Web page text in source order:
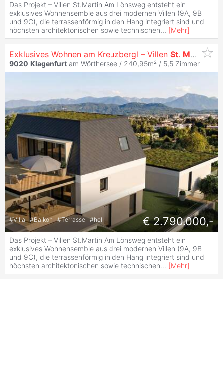
Das Projekt – Villen St.Martin Am Lönsweg entsteht ein
exklusives Wohnensemble aus drei modernen Villen (9A, 9B
und 9C), die terrassenförmig in den Hang integriert sind und
höchsten architektonischen sowie technischen... [Mehr]
Exklusives Wohnen am Kreuzbergl – Villen St. Martin mit
9020 Klagenfurt am Wörthersee / 240,95m² / 5,5 Zimmer
#Villa #Balkon #Terrasse #hell € 2.790.000,-
Das Projekt – Villen St.Martin Am Lönsweg entsteht ein
exklusives Wohnensemble aus drei modernen Villen (9A, 9B
und 9C), die terrassenförmig in den Hang integriert sind und
höchsten architektonischen sowie technischen... [Mehr]